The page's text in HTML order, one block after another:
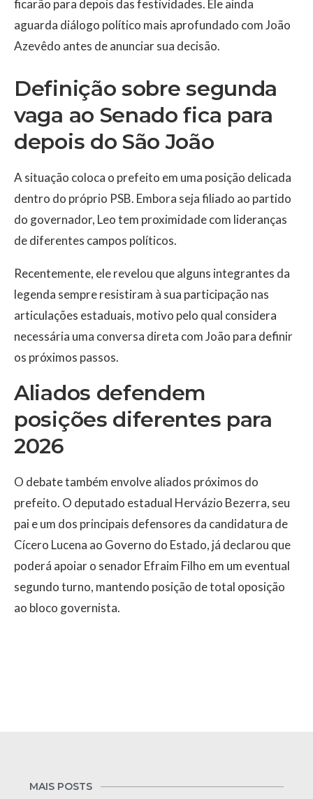
ficarão para depois das festividades. Ele ainda
aguarda diálogo político mais aprofundado com João
Azevêdo antes de anunciar sua decisão.
Definição sobre segunda
vaga ao Senado fica para
depois do São João
A situação coloca o prefeito em uma posição delicada
dentro do próprio PSB. Embora seja filiado ao partido
do governador, Leo tem proximidade com lideranças
de diferentes campos políticos.
Recentemente, ele revelou que alguns integrantes da
legenda sempre resistiram à sua participação nas
articulações estaduais, motivo pelo qual considera
necessária uma conversa direta com João para definir
os próximos passos.
Aliados defendem
posições diferentes para
2026
O debate também envolve aliados próximos do
prefeito. O deputado estadual Hervázio Bezerra, seu
pai e um dos principais defensores da candidatura de
Cícero Lucena ao Governo do Estado, já declarou que
poderá apoiar o senador Efraim Filho em um eventual
segundo turno, mantendo posição de total oposição
ao bloco governista.
MAIS POSTS